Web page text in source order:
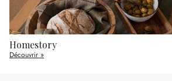
Homestory
Découvrir »